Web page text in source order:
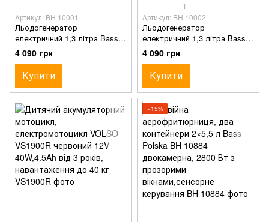
Артикул: BH 10001
Льодогенератор
електричний 1,3 літра Bass
Polska BH 10001 конусного
типу 12 кг/24 год для дому
4 090 грн
Купити
1
Артикул: BH 10002
Льодогенератор
електричний 1,3 літра Bass
Polska BH 10002 конусного
типу 12 кг/24 год для дому
офісу вечірок сірий
4 090 грн
Купити
−15%